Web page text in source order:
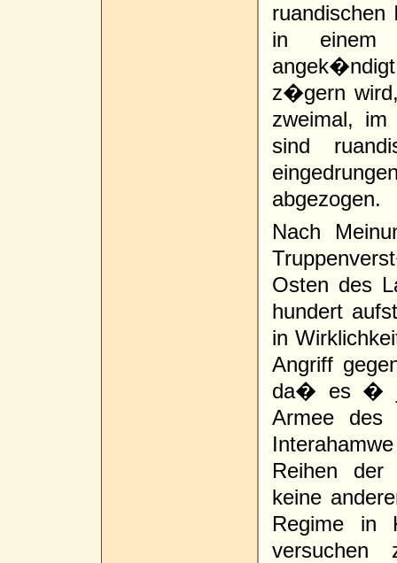
ruandischen
in einem
z�gern
zweimal,
sind
abgezogen.
Nach
Osten des
hundert
in
Angriff
da� es �
Armee des
Reihen
keine
Regime in
versuchen